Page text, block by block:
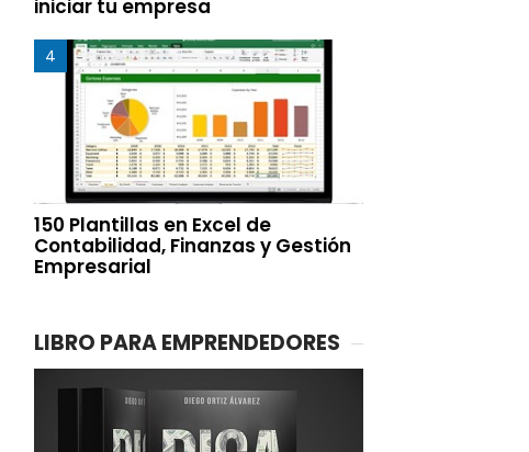
iniciar tu empresa
150 Plantillas en Excel de
Contabilidad, Finanzas y Gestión
Empresarial
LIBRO PARA EMPRENDEDORES